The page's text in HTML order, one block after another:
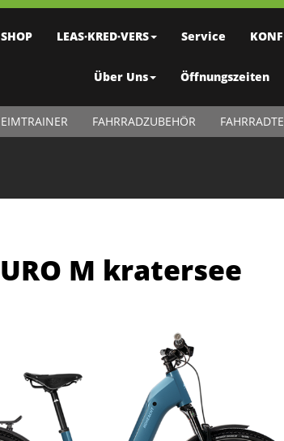
SHOP LEAS·KRED·VERS Service
Über Uns Öffnungszeiten
FAHRRADZUBEHÖR
M kratersee